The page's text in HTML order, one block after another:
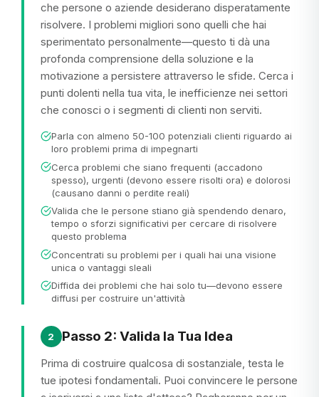
che persone o aziende desiderano disperatamente
risolvere. I problemi migliori sono quelli che hai
sperimentato personalmente—questo ti dà una
profonda comprensione della soluzione e la
motivazione a persistere attraverso le sfide. Cerca i
punti dolenti nella tua vita, le inefficienze nei settori
che conosci o i segmenti di clienti non serviti.
Parla con almeno 50-100 potenziali clienti riguardo ai
loro problemi prima di impegnarti
Cerca problemi che siano frequenti (accadono
spesso), urgenti (devono essere risolti ora) e dolorosi
(causano danni o perdite reali)
Valida che le persone stiano già spendendo denaro,
tempo o sforzi significativi per cercare di risolvere
questo problema
Concentrati su problemi per i quali hai una visione
unica o vantaggi sleali
Diffida dei problemi che hai solo tu—devono essere
diffusi per costruire un'attività
2 Passo 2: Valida la Tua Idea
Prima di costruire qualcosa di sostanziale, testa le
tue ipotesi fondamentali. Puoi convincere le persone